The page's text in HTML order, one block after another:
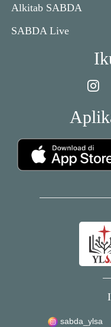
Alkitab SABDA
SABDA Live
sabda_ylsa